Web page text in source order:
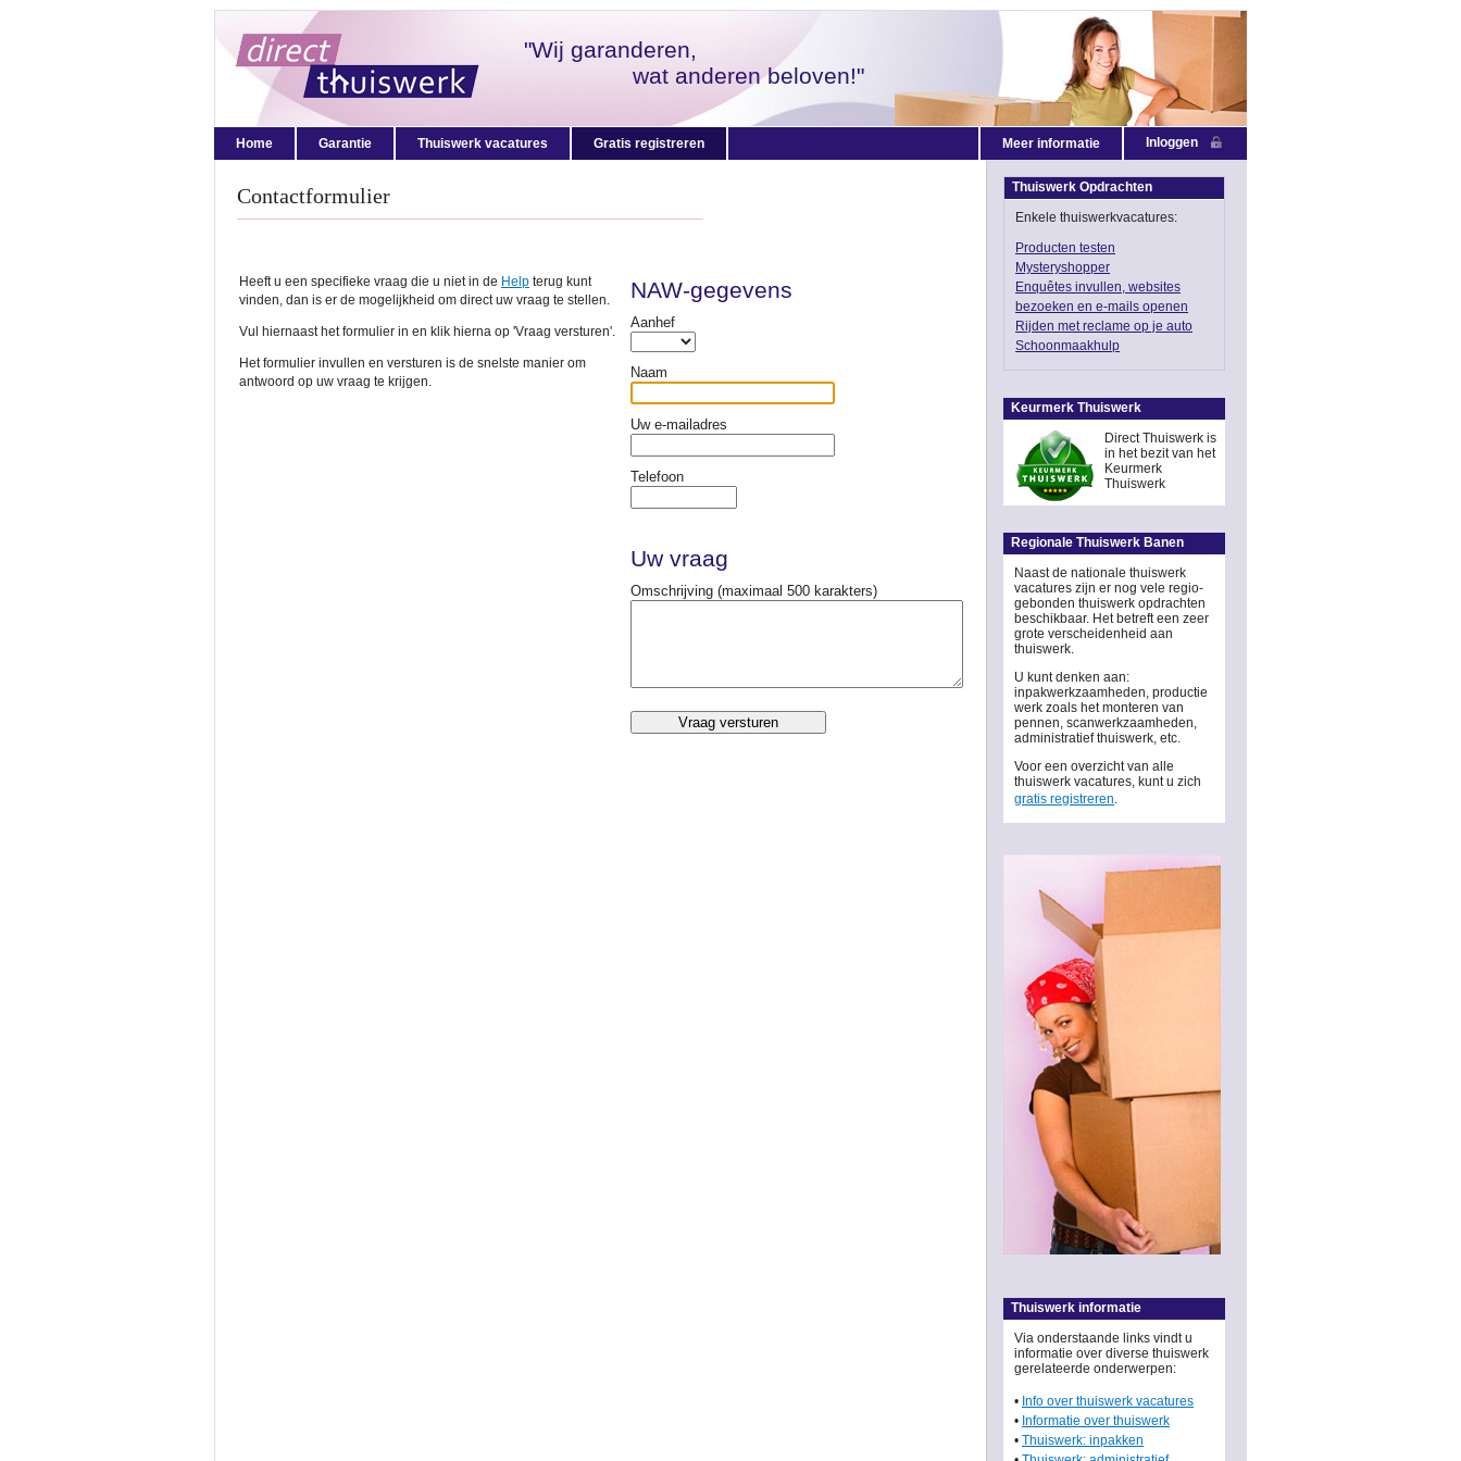
"Wij garanderen,
wat anderen beloven!"
Home Garantie Thuiswerk vacatures Gratis registreren Meer informatie Inloggen
Contactformulier
Heeft u een specifieke vraag die u niet in de Help terug kunt
vinden, dan is er de mogelijkheid om direct uw vraag te stellen.
Vul hiernaast het formulier in en klik hierna op 'Vraag versturen'.
Het formulier invullen en versturen is de snelste manier om
antwoord op uw vraag te krijgen.
NAW-gegevens
Aanhef
Naam
Uw e-mailadres
Telefoon
Uw vraag
Omschrijving (maximaal 500 karakters)
Thuiswerk Opdrachten
Enkele thuiswerkvacatures:
Producten testen
Mysteryshopper
Enquêtes invullen, websites
bezoeken en e-mails openen
Rijden met reclame op je auto
Schoonmaakhulp
Keurmerk Thuiswerk
Direct Thuiswerk is
in het bezit van het
Keurmerk
Thuiswerk
Regionale Thuiswerk Banen
Naast de nationale thuiswerk
vacatures zijn er nog vele regio-
gebonden thuiswerk opdrachten
beschikbaar. Het betreft een zeer
grote verscheidenheid aan
thuiswerk.
U kunt denken aan:
inpakwerkzaamheden, productie
werk zoals het monteren van
pennen, scanwerkzaamheden,
administratief thuiswerk, etc.
Voor een overzicht van alle
thuiswerk vacatures, kunt u zich
gratis registreren.
Thuiswerk informatie
Via onderstaande links vindt u
informatie over diverse thuiswerk
gerelateerde onderwerpen:
• Info over thuiswerk vacatures
• Informatie over thuiswerk
• Thuiswerk: inpakken